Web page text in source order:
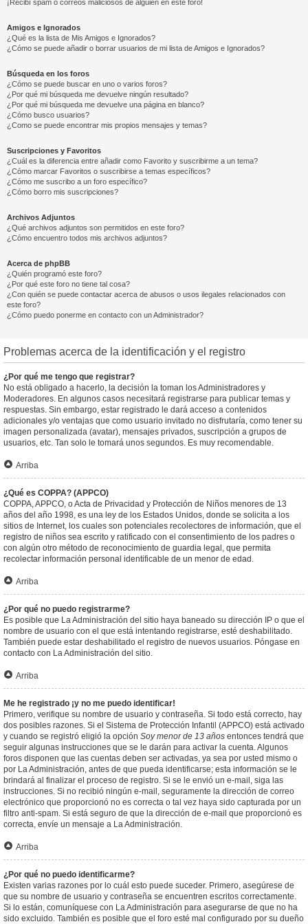
¡Recibí spam o correos maliciosos de alguien en este foro!
Amigos e Ignorados
¿Qué es la lista de Mis Amigos e Ignorados?
¿Cómo se puede añadir o borrar usuarios de mi lista de Amigos e Ignorados?
Búsqueda en los foros
¿Cómo se puede buscar en uno o varios foros?
¿Por qué mi búsqueda me devuelve ningún resultado?
¿Por qué mi búsqueda me devuelve una página en blanco?
¿Cómo busco usuarios?
¿Como se puede encontrar mis propios mensajes y temas?
Suscripciones y Favoritos
¿Cuál es la diferencia entre añadir como Favorito y suscribirme a un tema?
¿Cómo marcar Favoritos o suscribirse a temas específicos?
¿Cómo me suscribo a un foro específico?
¿Cómo borro mis suscripciones?
Archivos Adjuntos
¿Qué archivos adjuntos son permitidos en este foro?
¿Cómo encuentro todos mis archivos adjuntos?
Acerca de phpBB
¿Quién programó este foro?
¿Por qué este foro no tiene tal cosa?
¿Con quién se puede contactar acerca de abusos o usos ilegales relacionados con
este foro?
¿Cómo puedo ponerme en contacto con un Administrador?
Problemas acerca de la identificación y el registro
¿Por qué me tengo que registrar?
No está obligado a hacerlo, la decisión la toman los Administradores y
Moderadores. En algunos casos necesitará registrarse para publicar temas y
respuestas. Sin embargo, estar registrado le dará acceso a contenidos
adicionales y/o ventajas que como usuario invitado no disfrutaría, como tener su
imagen personalizada (avatar), mensajes privados, suscripción a grupos de
usuarios, etc. Tan solo le tomará unos segundos. Es muy recomendable.
Arriba
¿Qué es COPPA? (APPCO)
COPPA, APPCO, o Acta de Privacidad y Protección de Niños menores de 13
años del año 1998, es una ley de los Estados Unidos, donde se solicita a los
sitios de Internet, los cuales son potenciales recolectores de información, que el
registro de niños sea escrito y ratificado con el consentimiento de los padres o
con algún otro método de reconocimiento de guardia legal, que permita
recolectar información personal identificable de un menor de edad.
Arriba
¿Por qué no puedo registrarme?
Es posible que La Administración del sitio haya baneado su dirección IP o que el
nombre de usuario con el que está intentando registrarse, esté deshabilitado.
También puede estar deshabilitado el registro de nuevos usuarios. Póngase en
contacto con La Administración del sitio.
Arriba
Me he registrado ¡y no me puedo identificar!
Primero, verifique su nombre de usuario y contraseña. Si todo está correcto, hay
dos posibles razones. Si el Sistema de Protección Infantil (APPCO) está activado
y cuando se registró eligió la opción Soy menor de 13 años entonces tendrá que
seguir algunas instrucciones que se le darán para activar la cuenta. Algunos
foros disponen que las cuentas deben ser activadas, ya sea por usted mismo o
por La Administración, antes de que pueda identificarse; esta información se le
brindará al finalizar el proceso de registro. Si se le envió un e-mail, siga las
instrucciones. Si no recibió ningún e-mail, seguramente la dirección de correo
electrónico que proporcionó no es correcta o tal vez haya sido capturada por un
filtro anti-spam. Si está seguro de que la dirección de e-mail que proporcionó es
correcta, envíe un mensaje a La Administración.
Arriba
¿Por qué no puedo identificarme?
Existen varias razones por lo cuál esto puede suceder. Primero, asegúrese de
que su nombre de usuario y contraseña se encuentren escritos correctamente.
Si lo están, comuníquese con La Administración para asegurarse de que no ha
sido excluido. También es posible que el foro esté mal configurado por su dueño